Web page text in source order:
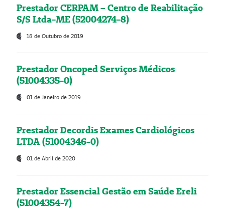
Prestador CERPAM – Centro de Reabilitação
S/S Ltda-ME (52004274-8)
18 de Outubro de 2019
Prestador Oncoped Serviços Médicos
(51004335-0)
01 de Janeiro de 2019
Prestador Decordis Exames Cardiológicos
LTDA (51004346-0)
01 de Abril de 2020
Prestador Essencial Gestão em Saúde Ereli
(51004354-7)